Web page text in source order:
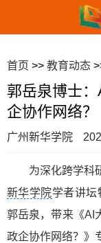
首页 >> 教育动态
郭岳泉博士：
企协作网络？
广州新华学院
为深化跨学科
新华学院学者讲坛
郭岳泉，带来《AI
政企协作网络？》